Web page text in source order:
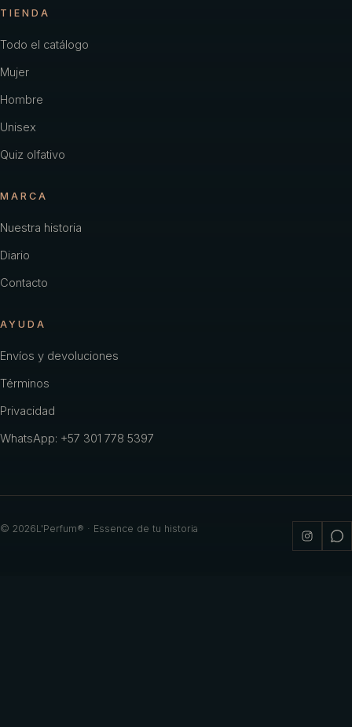
TIENDA
Todo el catálogo
Mujer
Hombre
Unisex
Quiz olfativo
MARCA
Nuestra historia
Diario
Contacto
AYUDA
Envíos y devoluciones
Términos
Privacidad
WhatsApp: +57 301 778 5397
© 2026L'Perfum® · Essence de tu historia